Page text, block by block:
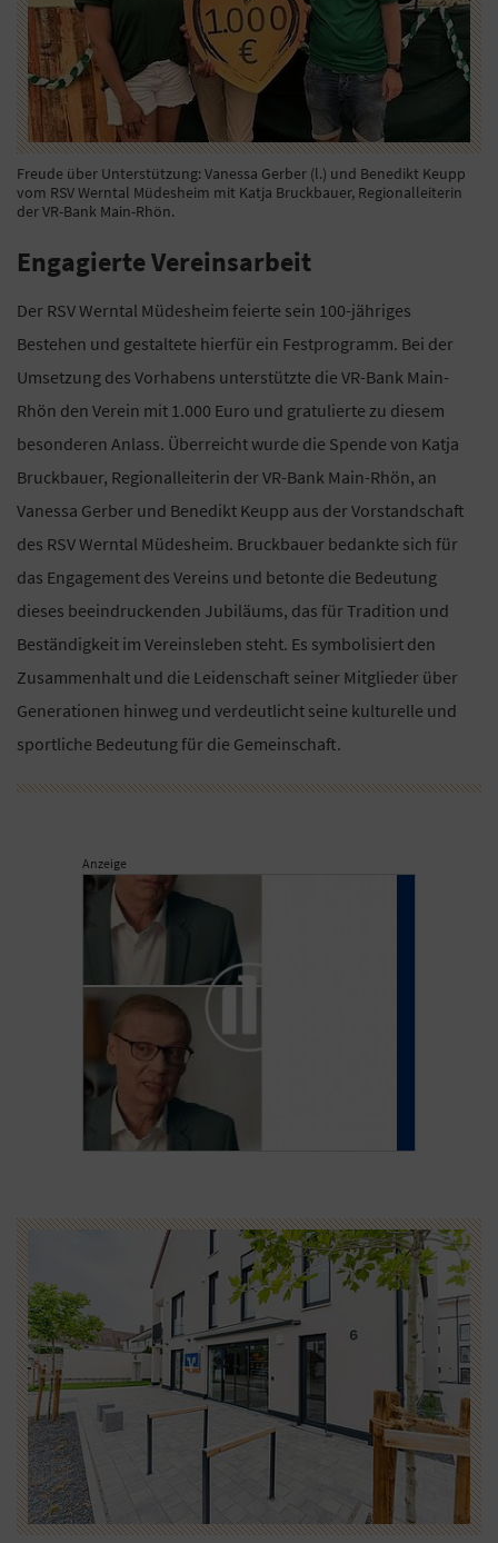
Freude über Unterstützung: Vanessa Gerber (l.) und Benedikt Keupp
vom RSV Werntal Müdesheim mit Katja Bruckbauer, Regionalleiterin
der VR-Bank Main-Rhön.
Engagierte Vereinsarbeit
Der RSV Werntal Müdesheim feierte sein 100-jähriges
Bestehen und gestaltete hierfür ein Festprogramm. Bei der
Umsetzung des Vorhabens unterstützte die VR-Bank Main-
Rhön den Verein mit 1.000 Euro und gratulierte zu diesem
besonderen Anlass. Überreicht wurde die Spende von Katja
Bruckbauer, Regionalleiterin der VR-Bank Main-Rhön, an
Vanessa Gerber und Benedikt Keupp aus der Vorstandschaft
des RSV Werntal Müdesheim. Bruckbauer bedankte sich für
das Engagement des Vereins und betonte die Bedeutung
dieses beeindruckenden Jubiläums, das für Tradition und
Beständigkeit im Vereinsleben steht. Es symbolisiert den
Zusammenhalt und die Leidenschaft seiner Mitglieder über
Generationen hinweg und verdeutlicht seine kulturelle und
sportliche Bedeutung für die Gemeinschaft.
Anzeige